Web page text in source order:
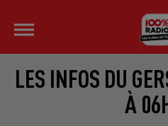
LES INFOS DU
À